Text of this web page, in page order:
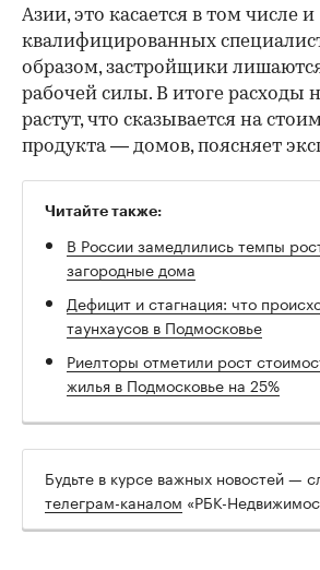
Азии, это касается в том числе и
квалифицированных
образом, застройщики
рабочей силы. В итоге расходы
растут, что сказывается на
продукта — домов, поясняет
Читайте также:
В России замедлились темпы
загородные дома
Дефицит и стагнация: что
таунхаусов в Подмосковье
Риелторы отметили рост
жилья в Подмосковье на 25%
Будьте в курсе важных новостей —
телеграм-каналом «РБК-